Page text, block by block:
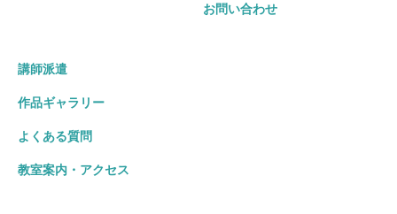
お問い合わせ
講師派遣
作品ギャラリー
よくある質問
教室案内・アクセス